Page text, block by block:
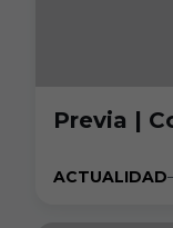
Previa |
ACTUALIDAD